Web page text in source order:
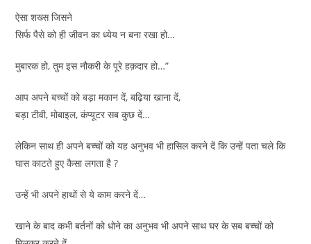
ऐसा शख्स जिसने
सिर्फ पैसे को ही जीवन का ध्येय न बना रखा हो…
मुबारक हो, तुम इस नौकरी के पूरे हक़दार हो…”
आप अपने बच्चों को बड़ा मकान दें, बढ़िया खाना दें,
बड़ा टीवी, मोबाइल, कंप्यूटर सब कुछ दें…
लेकिन साथ ही अपने बच्चों को यह अनुभव भी हासिल करने दें कि उन्हें पता चले कि
घास काटते हुए कैसा लगता है ?
उन्हें भी अपने हाथों से ये काम करने दें…
खाने के बाद कभी बर्तनों को धोने का अनुभव भी अपने साथ घर के सब बच्चों को